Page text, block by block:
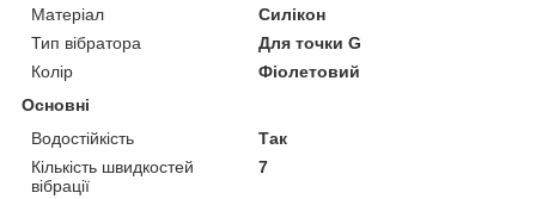
Матеріал
Силікон
Тип вібратора
Для точки G
Колір
Фіолетовий
Основні
Водостійкість
Так
Кількість швидкостей
вібрації
7